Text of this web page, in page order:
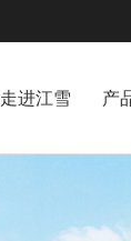
走进江雪 产